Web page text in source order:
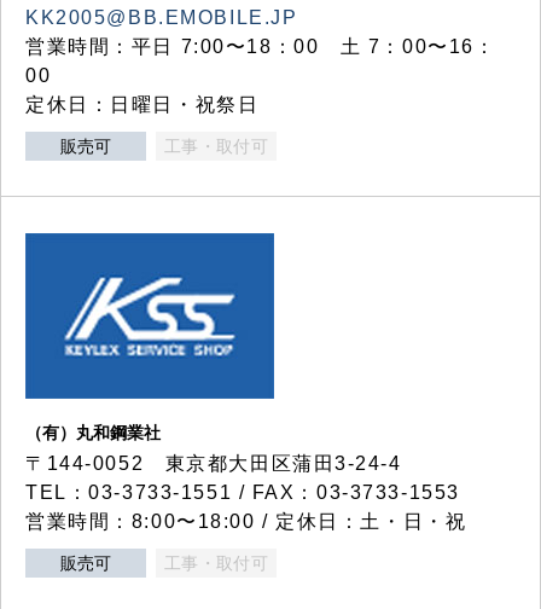
KK2005@BB.EMOBILE.JP
営業時間：平日 7:00〜18：00 土 7：00〜16：
00
定休日：日曜日・祝祭日
販売可 工事・取付可
（有）丸和鋼業社
〒144-0052 東京都大田区蒲田3-24-4
TEL：03-3733-1551 / FAX：03-3733-1553
営業時間：8:00〜18:00 / 定休日：土・日・祝
販売可 工事・取付可